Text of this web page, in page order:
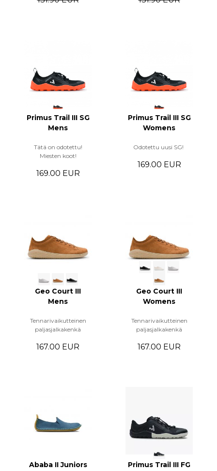
Primus Trail III SG
Mens
Tätä on odotettu!
Miesten koot!
169.00 EUR
Primus Trail III SG
Womens
Odotettu uusi SG!
169.00 EUR
Geo Court III
Mens
Tennarivaikutteinen
paljasjalkakenkä
167.00 EUR
Geo Court III
Womens
Tennarivaikutteinen
paljasjalkakenkä
167.00 EUR
Ababa II Juniors
Primus Trail III FG